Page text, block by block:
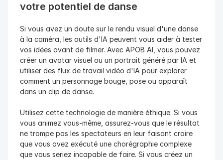
votre potentiel de danse
Si vous avez un doute sur le rendu visuel d'une danse
à la caméra, les outils d'IA peuvent vous aider à tester
vos idées avant de filmer. Avec APOB AI, vous pouvez
créer un avatar visuel ou un portrait généré par IA et
utiliser des flux de travail vidéo d'IA pour explorer
comment un personnage bouge, pose ou apparaît
dans un clip de danse.
Utilisez cette technologie de manière éthique. Si vous
vous animez vous-même, assurez-vous que le résultat
ne trompe pas les spectateurs en leur faisant croire
que vous avez exécuté une chorégraphie complexe
que vous seriez incapable de faire. Si vous créez un